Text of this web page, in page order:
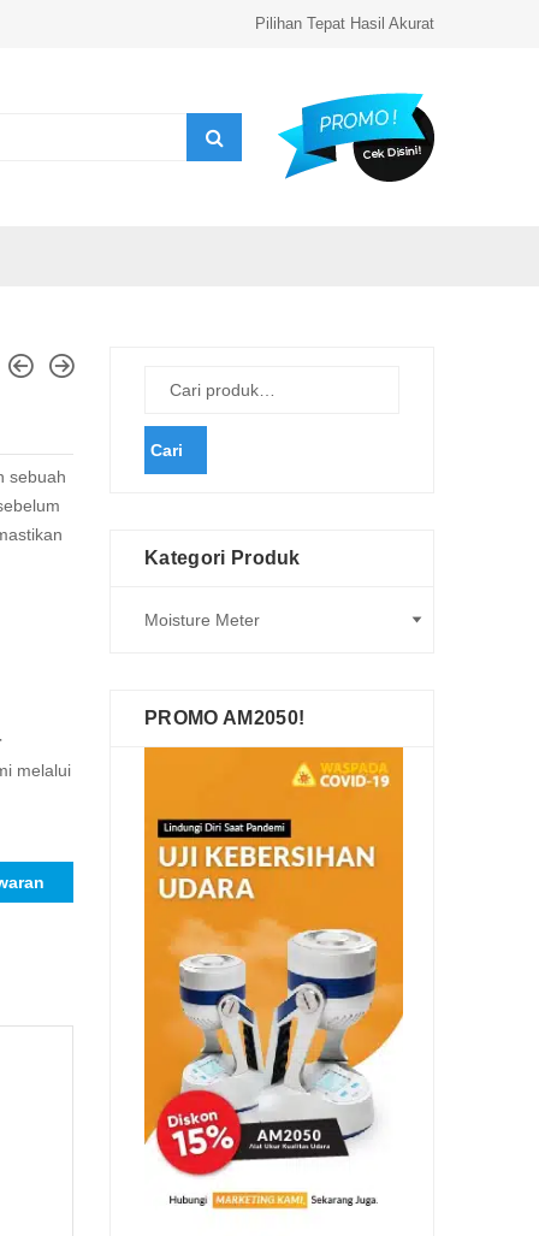
Pilihan Tepat Hasil Akurat
sebuah
melalui
Cari
Kategori Produk
PROMO AM2050!